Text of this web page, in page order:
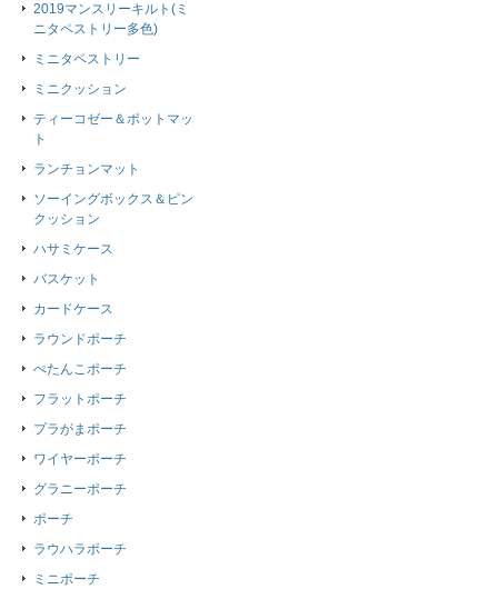
2019マンスリーキルト(ミ
ニタペストリー多色)
ミニタペストリー
ミニクッション
ティーコゼー＆ポットマッ
ト
ランチョンマット
ソーイングボックス＆ピン
クッション
ハサミケース
バスケット
カードケース
ラウンドポーチ
ぺたんこポーチ
フラットポーチ
プラがまポーチ
ワイヤーポーチ
グラニーポーチ
ポーチ
ラウハラポーチ
ミニポーチ